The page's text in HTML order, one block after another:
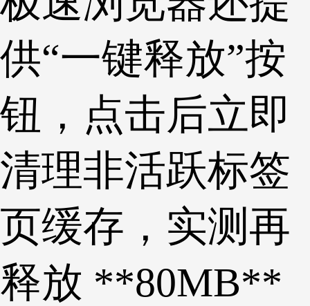
供“一键释放”按
钮，点击后立即
清理非活跃标签
页缓存，实测再
释放 **80MB**